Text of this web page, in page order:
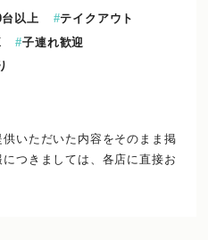
以上
テイクアウト
子連れ歓迎
いただいた内容をそのまま掲
につきましては、各店に直接お